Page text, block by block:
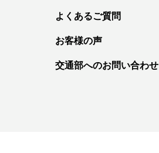
よくあるご質問
お客様の声
交通部へのお問い合わせ